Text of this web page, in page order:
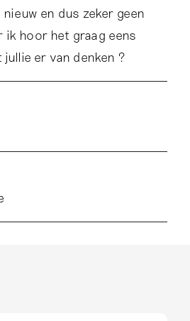
en dus zeker geen
ik hoor het graag eens
jullie er van denken ?